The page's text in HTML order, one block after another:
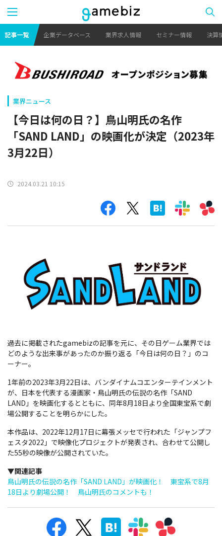
記事一覧 企業データベース 業界求人情報 セミナー情報 決算
業界ニュース
【今日は何の日？】鳥山明氏の名作
「SAND LAND」の映画化が決定（2023年
3月22日）
2024.03.21 10:15
過去に掲載されたgamebizの記事を元に、その日ゲーム業界では
どのような出来事があったのか振り返る「今日は何の日？」のコ
ーナー。
1年前の2023年3月22日は、バンダイナムコエンターテインメント
が、日本を代表する漫画家・鳥山明氏の伝説の名作「SAND
LAND」を映画化するとともに、同年8月18日より全国東宝系で劇
場公開することを明らかにした。
本作品は、2022年12月17日に幕張メッセで行われた「ジャンプフ
ェスタ2022」で映像化プロジェクトが発表され、合わせて公開し
た55秒の映像が公開されていた。
▼関連記事
鳥山明氏の伝説の名作「SAND LAND」が映画化！ 東宝系で8月
18日より劇場公開！ 鳥山明氏のコメントも！